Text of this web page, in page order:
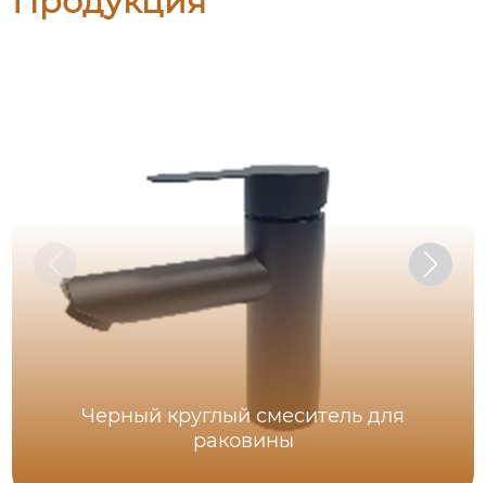
Черный круглый смеситель для
раковины